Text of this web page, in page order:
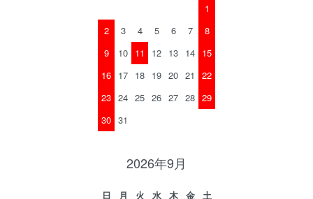
1
2
3 4 5 6 7
8
9
10 11 12 13 14 15
16 17 18 19 20 21
22
23 24 25 26 27 28 29
30 31
2026年9月
日 月 火 水 木 金
土